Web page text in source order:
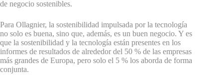
de negocio sostenibles.
Para Ollagnier, la sostenibilidad impulsada por la tecnología
no solo es buena, sino que, además, es un buen negocio. Y es
que la sostenibilidad y la tecnología están presentes en los
informes de resultados de alrededor del 50 % de las empresas
más grandes de Europa, pero solo el 5 % los aborda de forma
conjunta.